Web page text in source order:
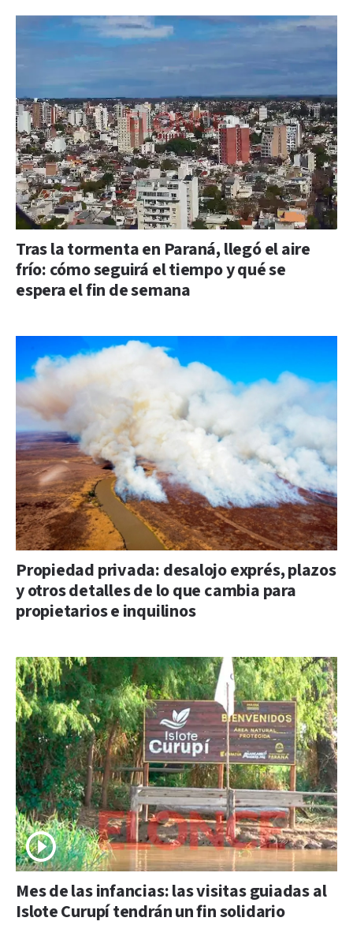
Tras la tormenta en Paraná, llegó el aire
frío: cómo seguirá el tiempo y qué se
espera el fin de semana
Propiedad privada: desalojo exprés, plazos
y otros detalles de lo que cambia para
propietarios e inquilinos
Mes de las infancias: las visitas guiadas al
Islote Curupí tendrán un fin solidario